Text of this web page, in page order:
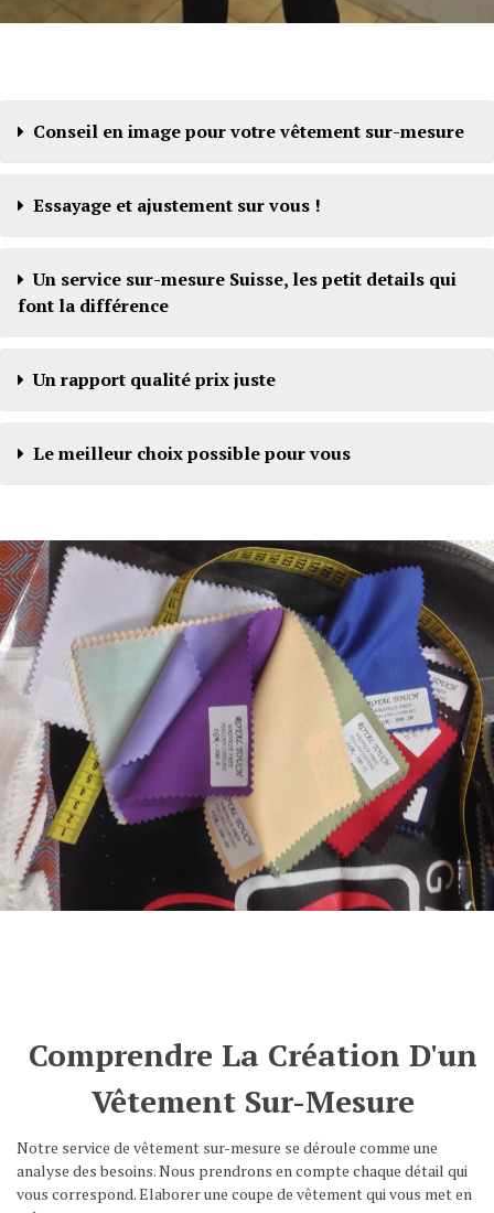
Conseil en image pour votre vêtement sur-mesure
Essayage et ajustement sur vous !
Un service sur-mesure Suisse, les petit details qui
font la différence
Un rapport qualité prix juste
Le meilleur choix possible pour vous
Comprendre La Création D'un
Vêtement Sur-Mesure
Notre service de vêtement sur-mesure se déroule comme une
analyse des besoins. Nous prendrons en compte chaque détail qui
vous correspond. Elaborer une coupe de vêtement qui vous met en